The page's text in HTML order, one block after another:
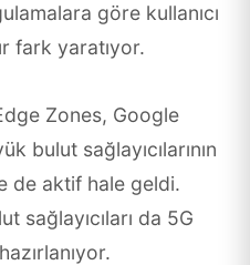
göre kullanıcı
fark yaratıyor.
Zones, Google
bulut sağlayıcılarının
de aktif hale geldi.
sağlayıcıları da 5G